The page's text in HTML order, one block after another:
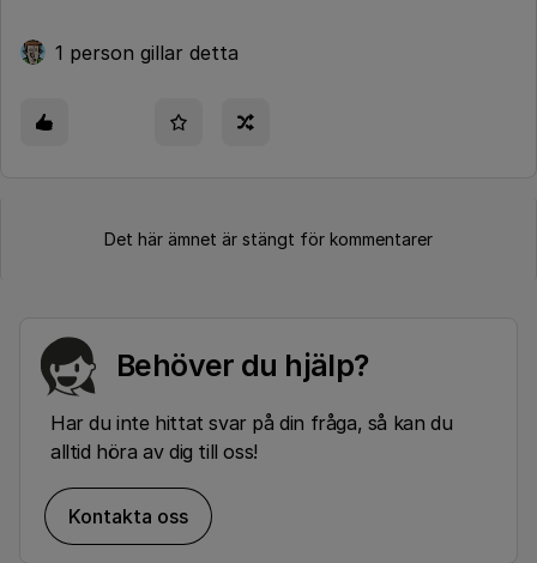
1 person gillar detta
Det här ämnet är stängt för kommentarer
Behöver du hjälp?
Har du inte hittat svar på din fråga, så kan du
alltid höra av dig till oss!
Kontakta oss